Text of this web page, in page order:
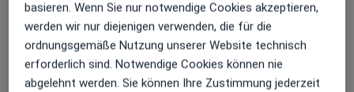
Hat man Ihnen Schmerzen zugefügt?
Schämen Sie sich wegen Ihrer schlechten Zähne?
unter einer sogenannten „Zahnarztphobie“ leidet.
Allein in Deutschland haben 6 Millionen Menschen das
gleiche Problem wie Sie. Bei uns in der Praxis sind Sie
richtig. Zu uns kommen ganz viele Angstpatienten.
basieren. Wenn Sie nur notwendige Cookies akzeptieren,
werden wir nur diejenigen verwenden, die für die
ordnungsgemäße Nutzung unserer Website technisch
erforderlich sind. Notwendige Cookies können nie
abgelehnt werden. Sie können Ihre Zustimmung jederzeit